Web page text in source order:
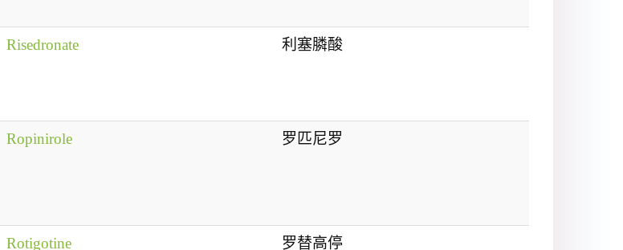
Risedronate 利塞膦酸
Ropinirole 罗匹尼罗
Rotigotine 罗替高停